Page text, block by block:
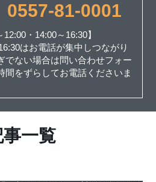
0557-81-0001
・14:00～16:30】
はお電話が集中しつながり
でない場合は問い合わせフォー
間をずらしてお電話くださいま
一覧